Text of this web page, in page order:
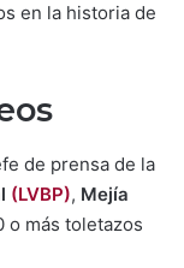
en la historia de
de prensa de la
(LVBP), Mejía
o más toletazos